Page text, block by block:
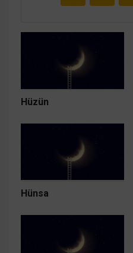
Hüzün
Hünsa